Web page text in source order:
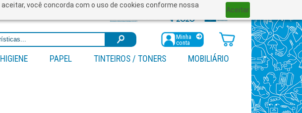
você concorda com o uso de cookies conforme nossa
Aceitar
Minha
conta
HIGIENE PAPEL TINTEIROS / TONERS MOBILIÁRIO